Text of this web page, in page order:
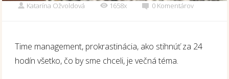
Katarína Ožvoldová 1658x 0 Komentárov
Time management, prokrastinácia, ako stihnúť za 24
hodín všetko, čo by sme chceli, je večná téma.